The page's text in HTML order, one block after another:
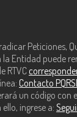
Peticiones,
la Entidad puede
RTVC
Contacto
un código con
ingrese a: